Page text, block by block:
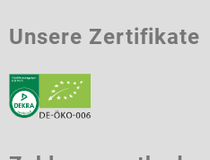
Unsere Zertifikate